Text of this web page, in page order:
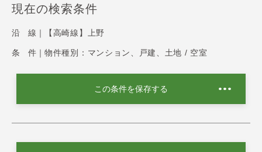
現在の検索条件
沿 線｜ 【高崎線】上野
条 件｜ 物件種別：マンション、戸建、土地 / 空室
この条件を保存する